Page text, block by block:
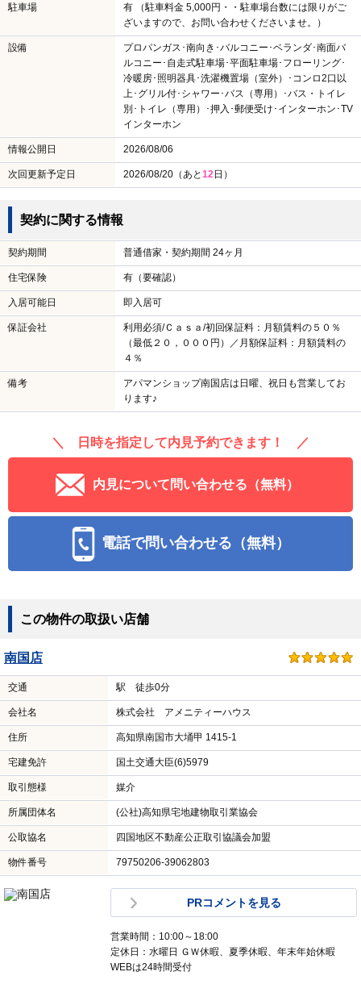
駐車場
有 （駐車料金 5,000円・・駐車場台数には限りがご
ざいますので、お問い合わせくださいませ。）
設備
プロパンガス･南向き･バルコニー･ベランダ･南面バ
ルコニー･自走式駐車場･平面駐車場･フローリング･
冷暖房･照明器具･洗濯機置場（室外）･コンロ2口以
上･グリル付･シャワー･バス（専用）･バス・トイレ
別･トイレ（専用）･押入･郵便受け･インターホン･TV
インターホン
情報公開日 2026/08/06
次回更新予定日 2026/08/20（あと12 日）
契約に関する情報
契約期間 普通借家・契約期間 24ヶ月
住宅保険 有（要確認）
入居可能日 即入居可
保証会社
利用必須/Ｃａｓａ/初回保証料：月額賃料の５０％
（最低２０，０００円）／月額保証料：月額賃料の
４％
備考
アパマンショップ南国店は日曜、祝日も営業してお
ります♪
＼ 日時を指定して内見予約できます！ ／
内見について問い合わせる（無料）
電話で問い合わせる（無料）
この物件の取扱い店舗
南国店
交通 駅 徒歩0分
会社名 株式会社 アメニティーハウス
住所 高知県南国市大埇甲 1415-1
宅建免許 国土交通大臣(6)5979
取引態様 媒介
所属団体名 (公社)高知県宅地建物取引業協会
公取協名 四国地区不動産公正取引協議会加盟
物件番号 79750206-39062803
PRコメントを見る
営業時間：10:00～18:00
定休日：水曜日 ＧＷ休暇、夏季休暇、年末年始休暇
WEBは24時間受付